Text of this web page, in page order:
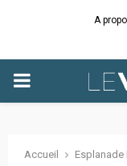
A
PRIMARY
Accueil Esplanade